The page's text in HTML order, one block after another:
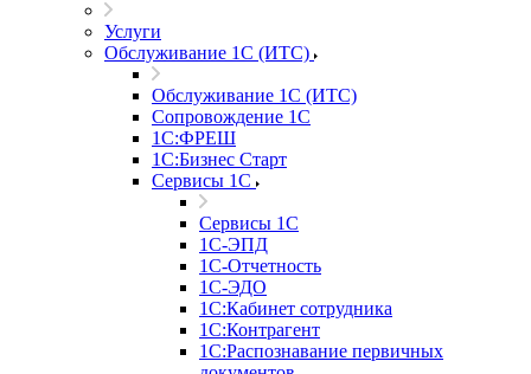
Услуги
Обслуживание 1С (ИТС)
Обслуживание 1С (ИТС)
Сопровождение 1С
1С:ФРЕШ
1С:Бизнес Старт
Сервисы 1С
Сервисы 1С
1С-ЭПД
1С-Отчетность
1С-ЭДО
1С:Кабинет сотрудника
1С:Контрагент
1С:Распознавание первичных